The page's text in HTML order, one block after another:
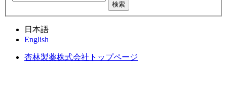
検索
日本語
English
杏林製薬株式会社トップページ